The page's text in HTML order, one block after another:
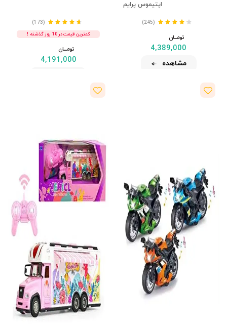
اپتیموس پرایم
(245)
تومــــــان
4,389,000
مشاهده
(173)
کمترین قیمت در 10 روز گذشته !
تومــــــان
4,191,000